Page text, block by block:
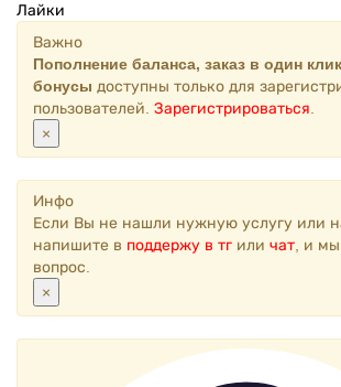
Лайки
Важно
Пополнение баланса, заказ в один
бонусы доступны только для
пользователей. Зарегистрироваться
×
Инфо
Если Вы не нашли нужную услугу или
напишите в поддержу в тг или чат , и
вопрос.
×